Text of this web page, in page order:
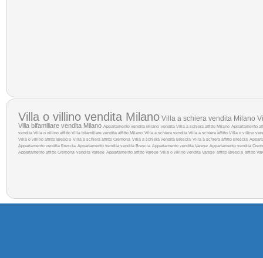
Villa o villino vendita Milano Villa a schiera vendita Milano
Villa bifamiliare vendita Milano Appartamento vendita Milano vendita Villa a schiera affitto Milano Appartamento
vendita Villa o villino affitto Villa bifamiliare vendita affitto Milano Villa a schiera vendita Villa a schiera affitto Villa o villino
Villa o villino affitto Brescia Villa a schiera affitto Cremona Villa a schiera vendita Brescia Villa a schiera affitto Brescia
Appartamento vendita Brescia Appartamento vendita vendita Brescia Appartamento vendita Varese Appartamento vendita
Appartamento affitto Cremona vendita Varese Appartamento affitto Varese Villa o villino vendita Varese affitto Brescia affitto